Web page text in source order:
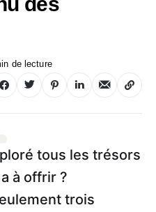
de lecture
tous les trésors
à offrir ?
trois